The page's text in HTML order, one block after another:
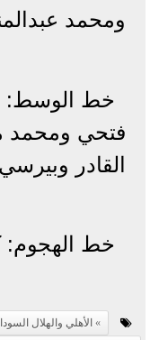
ومحمد
خط الوسط:
فتحي ومحمد
القادر
خط الهجوم:
الأهلي والهلال